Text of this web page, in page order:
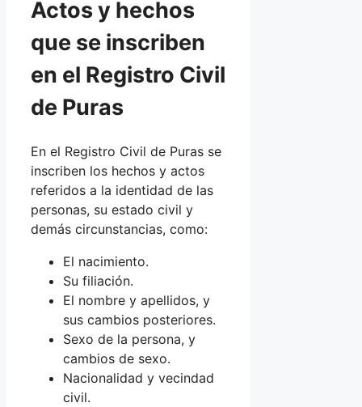
Actos y hechos
que se inscriben
en el Registro Civil
de Puras
En el Registro Civil de Puras se
inscriben los hechos y actos
referidos a la identidad de las
personas, su estado civil y
demás circunstancias, como:
El nacimiento.
Su filiación.
El nombre y apellidos, y
sus cambios posteriores.
Sexo de la persona, y
cambios de sexo.
Nacionalidad y vecindad
civil.